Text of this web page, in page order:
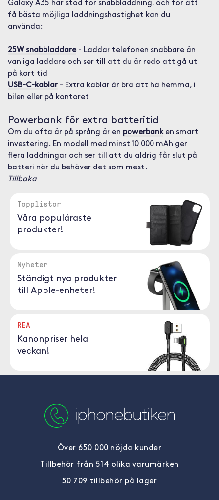
Galaxy A35 har stöd för snabbladdning, och för att
få bästa möjliga laddningshastighet kan du
använda:
25W snabbladdare- Laddar telefonen snabbare än
vanliga laddare och ser till att du är redo att gå ut
på kort tid
USB-C-kablar- Extra kablar är bra att ha hemma, i
bilen eller på kontoret
Powerbank för extra batteritid
Om du ofta är på språng är en powerbanken smart
investering. En modell med minst 10 000 mAh ger
flera laddningar och ser till att du aldrig får slut på
batteri när du behöver det som mest.
Tillbaka
Topplistor
Våra populäraste
produkter!
Nyheter
Ständigt nya produkter
till Apple-enheter!
REA
Kanonpriser hela
veckan!
Över 650 000 nöjda kunder
Tillbehör från 514 olika varumärken
50 709 tillbehör på lager